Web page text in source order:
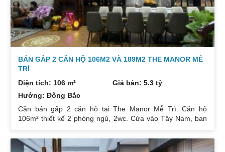
BÁN GẤP 2 CĂN HỘ 106M2 VÀ 189M2 THE MANOR MỄ
TRÌ
Diện tích: 106 m²
Giá bán: 5.3 tỷ
Hướng: Đông Bắc
Cần bán gấp 2 căn hộ tại The Manor Mễ Trì. Căn hộ
106m² thiết kế 2 phòng ngủ, 2wc. Cửa vào Tây Nam, ban
189m² thiết kế 3 phòng ngủ, 2wc, 2 gác xép. Nhà đang ở.
Giá bán 7,4 tỷ. Cả 2 căn chủ nhà đều để lại toàn bộ nội